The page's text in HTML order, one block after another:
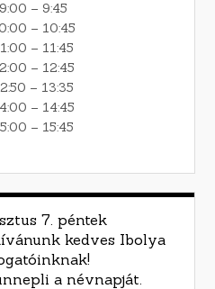
– 9:45
– 10:45
– 11:45
– 12:45
– 13:35
– 14:45
– 15:45
7. péntek
kedves Ibolya
a névnapját.